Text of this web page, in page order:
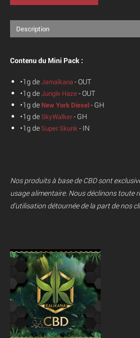
Description
Contenu du Mini Pack :
•1g deJamaïkana- OUT
•1g deJungle Haze- OUT
•1g de New York Diesel- GH
•1g deSkyWalker- GH
•1g deSuper Skunk- IN
Nos produits à base de CBD sont
usage alimentaire. Nous déclinons toute
d'utilisation détournée de la part de nos